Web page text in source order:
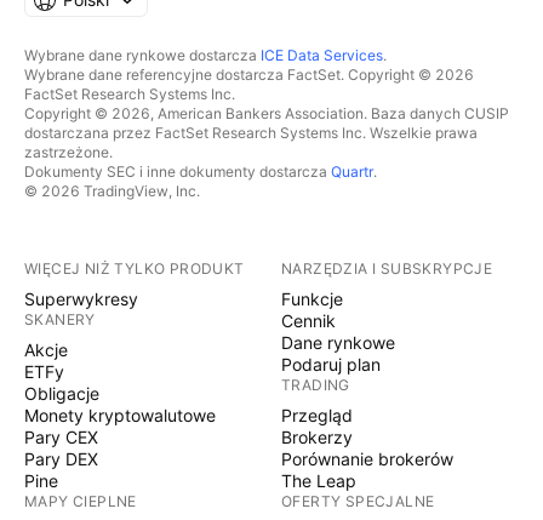
Wybrane dane rynkowe dostarcza ICE Data Services.
Wybrane dane referencyjne dostarcza FactSet. Copyright © 2026
FactSet Research Systems Inc.
Copyright © 2026, American Bankers Association. Baza danych CUSIP
dostarczana przez FactSet Research Systems Inc. Wszelkie prawa
zastrzeżone.
Dokumenty SEC i inne dokumenty dostarcza Quartr.
© 2026 TradingView, Inc.
WIĘCEJ NIŻ TYLKO PRODUKT
Superwykresy
SKANERY
Akcje
ETFy
Obligacje
Monety kryptowalutowe
Pary CEX
Pary DEX
Pine
MAPY CIEPLNE
NARZĘDZIA I SUBSKRYPCJE
Funkcje
Cennik
Dane rynkowe
Podaruj plan
TRADING
Przegląd
Brokerzy
Porównanie brokerów
The Leap
OFERTY SPECJALNE